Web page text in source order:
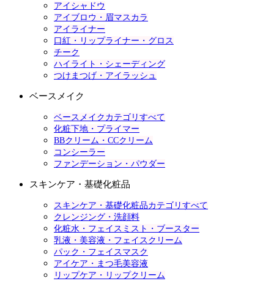
アイシャドウ
アイブロウ・眉マスカラ
アイライナー
口紅・リップライナー・グロス
チーク
ハイライト・シェーディング
つけまつげ・アイラッシュ
ベースメイク
ベースメイクカテゴリすべて
化粧下地・プライマー
BBクリーム・CCクリーム
コンシーラー
ファンデーション・パウダー
スキンケア・基礎化粧品
スキンケア・基礎化粧品カテゴリすべて
クレンジング・洗顔料
化粧水・フェイスミスト・ブースター
乳液・美容液・フェイスクリーム
パック・フェイスマスク
アイケア・まつ毛美容液
リップケア・リップクリーム